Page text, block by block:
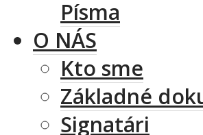
Písma
O NÁS
Kto sme
Základné
Signatári